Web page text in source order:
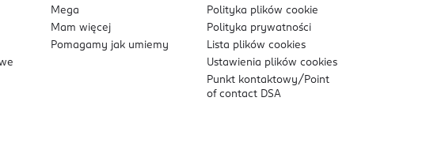
Mega
Mam więcej
Pomagamy jak umiemy
Polityka plikówcookie
Polityka prywatności
Lista plikówcookies
Ustawienia plikówcookies
Punkt kontaktowy/ Point
of contact DSA